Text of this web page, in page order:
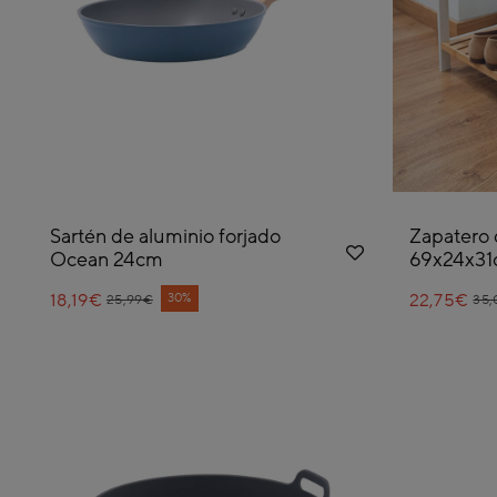
Sartén de aluminio forjado
Ocean 24cm
Price reduced from
25,99€
to 30%
18,19€
Zapatero
to
22,75€